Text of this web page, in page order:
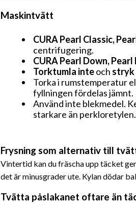
Maskintvätt
CURA Pearl Classic,
centrifugering.
CURA Pearl Down, Pearl
Torktumla inteoch stryk
Torka i rumstemperatur
fyllningen fördelas jämnt.
Använd inte blekmedel.
starkare än perkloretylen.
Frysning som alternativ till
Vintertid kan du fräscha upp täcket
det är minusgrader ute. Kylan dödar
Tvätta påslakanet oftare än